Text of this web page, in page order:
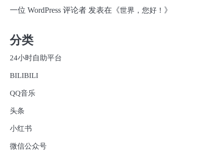
一位 WordPress 评论者 发表在《世界，您好！ 》
分类
24小时自助平台
BILIBILI
QQ音乐
头条
小红书
微信公众号